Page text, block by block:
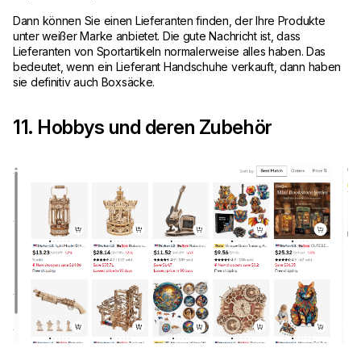
Dann können Sie einen Lieferanten finden, der Ihre Produkte
unter weißer Marke anbietet. Die gute Nachricht ist, dass
Lieferanten von Sportartikeln normalerweise alles haben. Das
bedeutet, wenn ein Lieferant Handschuhe verkauft, dann haben
sie definitiv auch Boxsäcke.
11. Hobbys und deren Zubehör